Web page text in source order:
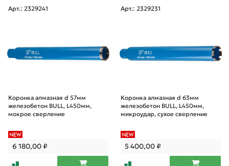
Арт.: 2329241
Коронка алмазная d 57мм
железобетон BULL, L450мм,
мокрое сверление
6 180,00₽
Арт.: 2329231
Коронка алмазная d 63мм
железобетон BULL, L450мм,
микроудар, сухое сверление
5 400,00₽